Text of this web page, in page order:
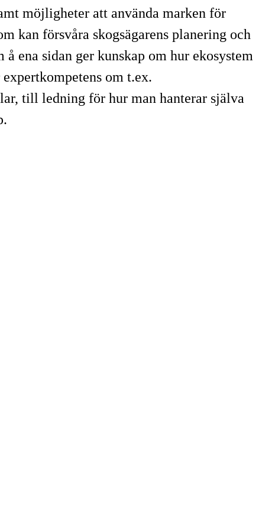
möjligheter att använda marken för
kan försvåra skogsägarens planering och
ena sidan ger kunskap om hur ekosystem
om t.ex.
till ledning för hur man hanterar själva